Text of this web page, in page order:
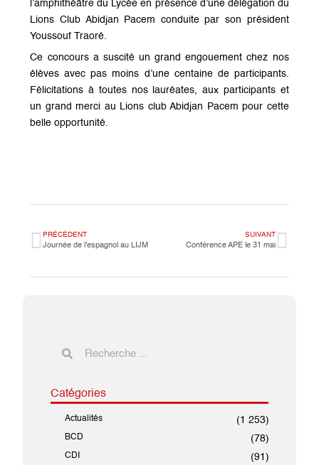
l’amphithéâtre du Lycée en présence d’une délégation du
Lions Club Abidjan Pacem conduite par son président
Youssouf Traoré.
Ce concours a suscité un grand engouement chez nos
élèves avec pas moins d’une centaine de participants.
Félicitations à toutes nos lauréates, aux participants et
un grand merci au Lions club Abidjan Pacem pour cette
belle opportunité.
PRÉCÉDENT
Journée de l’espagnol au LIJM
SUIVANT
Conférence APE le 31 mai
Catégories
Actualités (1 253)
BCD (78)
CDI (91)